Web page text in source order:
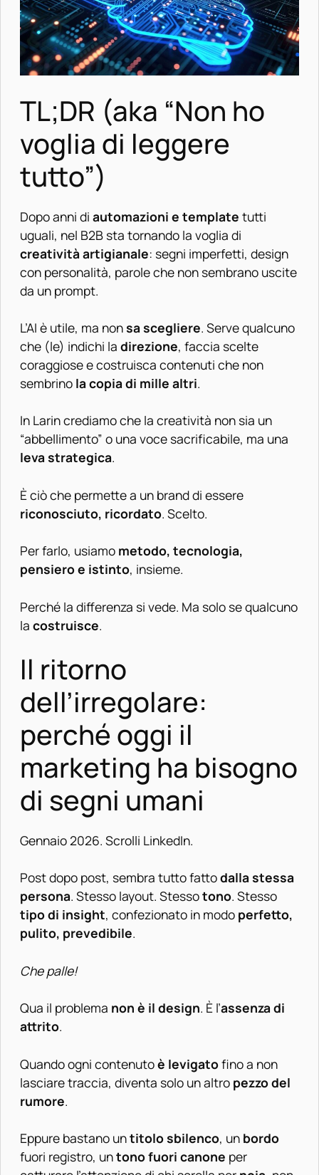
TL;DR (aka “Non ho
voglia di leggere
tutto”)
Dopo anni di automazioni e template tutti
uguali, nel B2B sta tornando la voglia di
creatività artigianale: segni imperfetti, design
con personalità, parole che non sembrano uscite
da un prompt.
L’AI è utile, ma nonsa scegliere. Serve qualcuno
che (le) indichi la direzione, faccia scelte
coraggiose e costruisca contenuti che non
sembrino la copia di mille altri.
In Larin crediamo che la creatività non sia un
“abbellimento” o una voce sacrificabile, ma una
leva strategica.
È ciò che permette a un brand di essere
riconosciuto, ricordato. Scelto.
Per farlo, usiamo metodo, tecnologia,
pensiero e istinto, insieme.
Perché la differenza si vede. Ma solo se qualcuno
la costruisce.
Il ritorno
dell’irregolare:
perché oggi il
marketing ha bisogno
di segni umani
Gennaio 2026. Scrolli LinkedIn.
Post dopo post, sembra tutto fattodalla stessa
persona. Stesso layout. Stessotono. Stesso
tipo di insight, confezionato in modo perfetto,
pulito, prevedibile.
Che palle!
Qua il problema non è il design. È l’assenza di
attrito.
Quando ogni contenutoè levigatofino a non
lasciare traccia, diventa solo un altro pezzo del
rumore.
Eppure bastano untitolo sbilenco, un bordo
fuori registro, untono fuori canone per